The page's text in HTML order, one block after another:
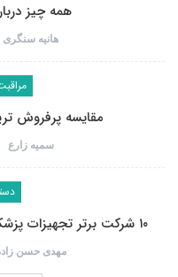
همه چیز
هانیه سنگری
مقایسه پرفروش
سمیه زارع
۱۰ شرکت برتر تجهیزات پزشکی جهان در سال ۲۰۲۲ چه کسانی…
مهدی حسن